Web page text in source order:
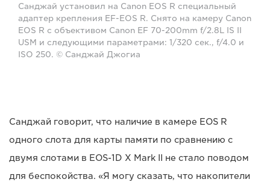
Санджай установил на Canon EOS R специальный
адаптер крепления EF-EOS R. Снято на камеру Canon
EOS R с объективом Canon EF 70-200mm f/2.8L IS II
USM и следующими параметрами: 1/320 сек., f/4.0 и
ISO 250. © Санджай Джогиа
Санджай говорит, что наличие в камере EOS R
одного слота для карты памяти по сравнению с
двумя слотами в EOS-1D X Mark II не стало поводом
для беспокойства. «Я могу сказать, что накопители